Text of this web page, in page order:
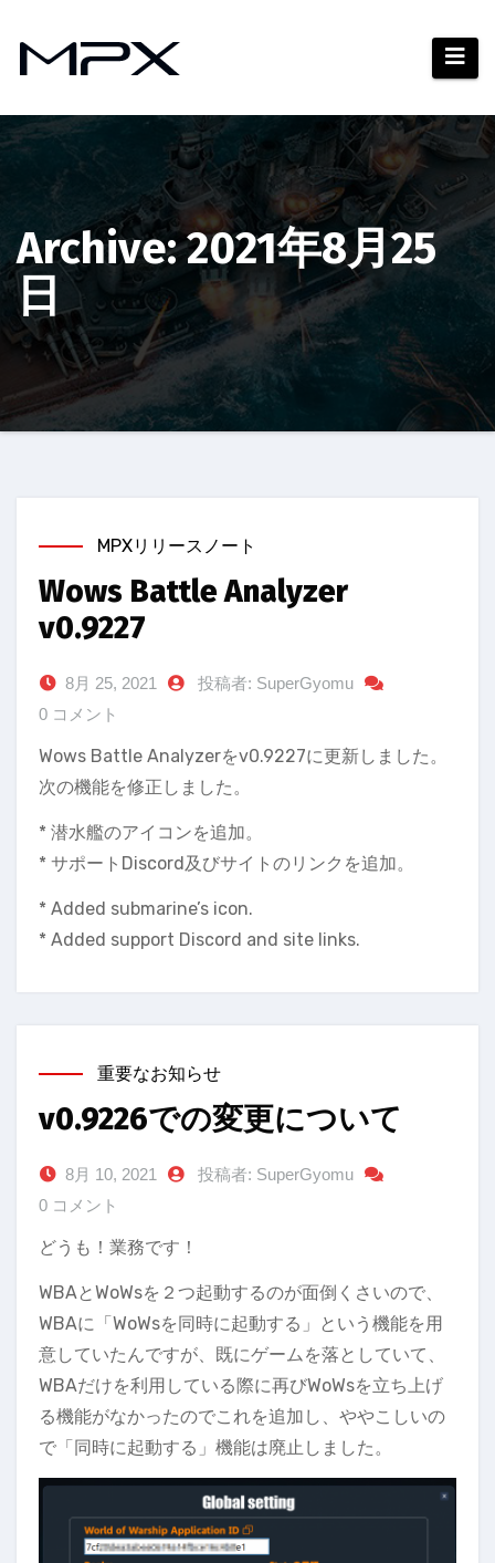
ツ
ッ
プ
Archive: 2021年8月25
日
MPXリリースノート
Wows Battle Analyzer
v0.9227
8月 25, 2021
投稿者: SuperGyomu
0 コメント
Wows Battle Analyzerをv0.9227に更新しました。
次の機能を修正しました。
* 潜水艦のアイコンを追加。
* サポートDiscord及びサイトのリンクを追加。
* Added submarine’s icon.
* Added support Discord and site links.
重要なお知らせ
v0.9226での変更について
8月 10, 2021
投稿者: SuperGyomu
0 コメント
どうも！業務です！
WBAとWoWsを２つ起動するのが面倒くさいので、
WBAに「WoWsを同時に起動する」という機能を用
意していたんですが、既にゲームを落としていて、
WBAだけを利用している際に再びWoWsを立ち上げ
る機能がなかったのでこれを追加し、ややこしいの
で「同時に起動する」機能は廃止しました。